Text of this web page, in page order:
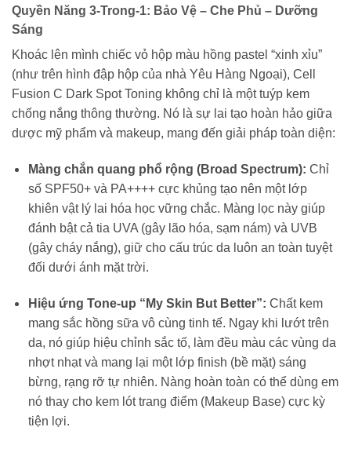
Quyền Năng 3-Trong-1: Bảo Vệ – Che Phủ – Dưỡng
Sáng
Khoác lên mình chiếc vỏ hộp màu hồng pastel “xinh xỉu”
(như trên hình đập hộp của nhà Yêu Hàng Ngoại), Cell
Fusion C Dark Spot Toning không chỉ là một tuýp kem
chống nắng thông thường. Nó là sự lai tạo hoàn hảo giữa
dược mỹ phẩm và makeup, mang đến giải pháp toàn diện:
Màng chắn quang phổ rộng (Broad Spectrum): Chỉ
số SPF50+ và PA++++ cực khủng tạo nên một lớp
khiên vật lý lai hóa học vững chắc. Màng lọc này giúp
đánh bật cả tia UVA (gây lão hóa, sạm nám) và UVB
(gây cháy nắng), giữ cho cấu trúc da luôn an toàn tuyệt
đối dưới ánh mặt trời.
Hiệu ứng Tone-up “My Skin But Better”: Chất kem
mang sắc hồng sữa vô cùng tinh tế. Ngay khi lướt trên
da, nó giúp hiệu chỉnh sắc tố, làm đều màu các vùng da
nhợt nhạt và mang lại một lớp finish (bề mặt) sáng
bừng, rạng rỡ tự nhiên. Nàng hoàn toàn có thể dùng em
nó thay cho kem lót trang điểm (Makeup Base) cực kỳ
tiện lợi.